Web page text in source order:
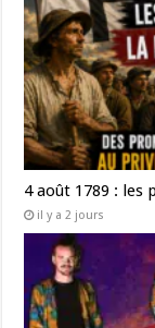
4 août 1789 : les
il y a 2 jours